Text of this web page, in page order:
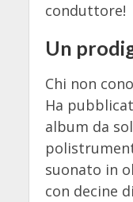
conduttore!
Un
Chi non
Ha
album da
suonato in
con decine